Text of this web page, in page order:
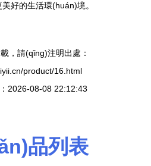
好的生活環(huán)境。
，請(qǐng)注明出處：
product/16.html
2026-08-08 22:12:43
品列表